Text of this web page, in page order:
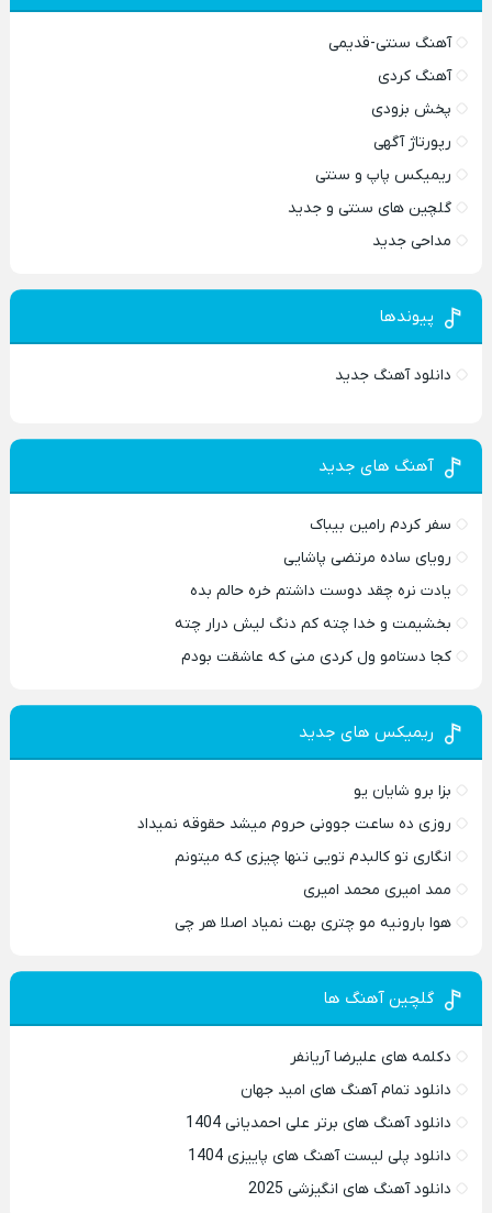
آهنگ سنتی-قدیمی
آهنگ کردی
پخش بزودی
رپورتاژ آگهی
ریمیکس پاپ و سنتی
گلچین های سنتی و جدید
مداحی جدید
پیوندها
دانلود آهنگ جدید
آهنگ های جدید
سفر کردم رامین بیباک
رویای ساده مرتضی پاشایی
یادت نره چقد دوست داشتم خره حالم بده
بخشیمت و خدا چته کم دنگ لیش درار چته
کجا دستامو ول کردی منی که عاشقت بودم
ریمیکس های جدید
بزا برو شایان یو
روزی ده ساعت جوونی حروم میشد حقوقه نمیداد
انگاری تو کالبدم تویی تنها چیزی که میتونم
ممد امیری محمد امیری
هوا بارونیه مو چتری بهت نمیاد اصلا هر چی
گلچین آهنگ ها
دکلمه های علیرضا آریانفر
دانلود تمام آهنگ های امید جهان
دانلود آهنگ های برتر علی احمدیانی 1404
دانلود پلی لیست آهنگ های پاییزی 1404
دانلود آهنگ های انگیزشی 2025